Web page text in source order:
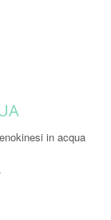
in acqua